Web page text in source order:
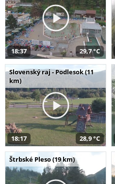
18:37 29,7 °C
Slovenský raj - Podlesok (11
km)
18:17 28,9 °C
Štrbské Pleso (19 km)